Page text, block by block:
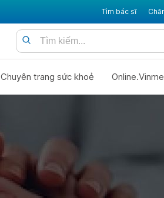
Tìm bác sĩ
Chuyên trang sức khoẻ